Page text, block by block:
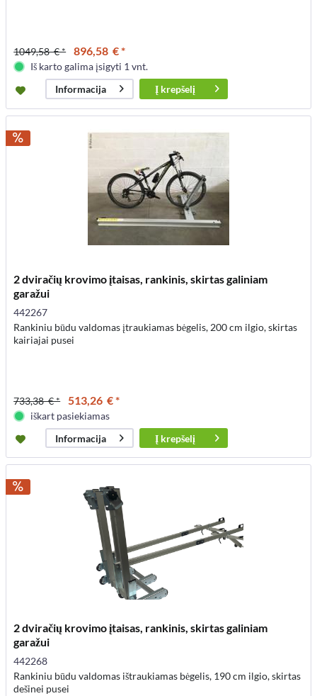
1049,58 € * 896,58 € *
Iš karto galima įsigyti 1 vnt.
Informacija
Į krepšelį
2 dviračių krovimo įtaisas, rankinis, skirtas galiniam
garažui
442267
Rankiniu būdu valdomas įtraukiamas bėgelis, 200 cm ilgio, skirtas
kairiajai pusei
733,38 € * 513,26 € *
iškart pasiekiamas
Informacija
Į krepšelį
2 dviračių krovimo įtaisas, rankinis, skirtas galiniam
garažui
442268
Rankiniu būdu valdomas ištraukiamas bėgelis, 190 cm ilgio, skirtas
dešinei pusei